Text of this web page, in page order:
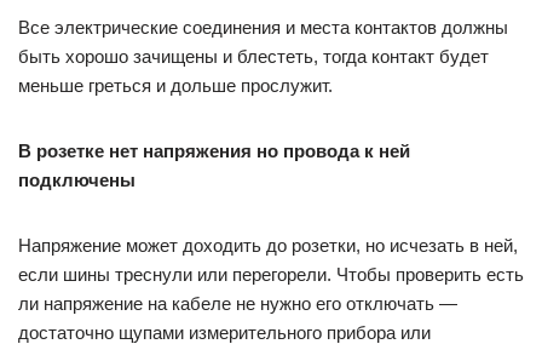
Все электрические соединения и места контактов должны
быть хорошо зачищены и блестеть, тогда контакт будет
меньше греться и дольше прослужит.
В розетке нет напряжения но провода к ней
подключены
Напряжение может доходить до розетки, но исчезать в ней,
если шины треснули или перегорели. Чтобы проверить есть
ли напряжение на кабеле не нужно его отключать —
достаточно щупами измерительного прибора или